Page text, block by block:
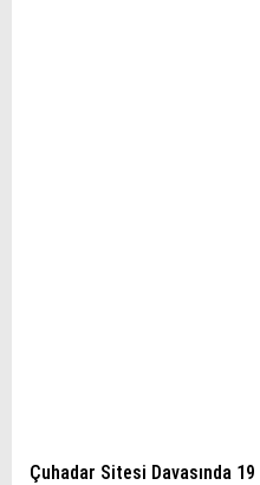
Çuhadar Sitesi Davasında